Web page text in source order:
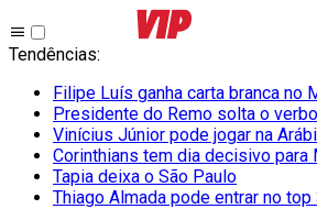
Tendências:
Filipe Luís ganha carta branca no
Presidente do Remo solta o verbo
Vinícius Júnior pode jogar na
Corinthians tem dia decisivo para
Tapia deixa o São Paulo
Thiago Almada pode entrar no top